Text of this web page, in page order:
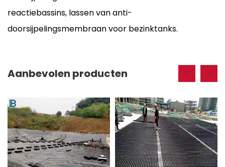
reactiebassins, lassen van anti-
doorsijpelingsmembraan voor bezinktanks.
Aanbevolen producten